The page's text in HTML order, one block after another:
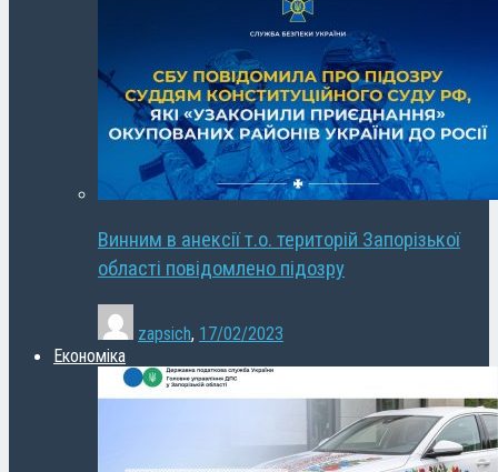
Винним в анексії т.о. територій Запорізької
області повідомлено підозру
zapsich, 17/02/2023
Економіка